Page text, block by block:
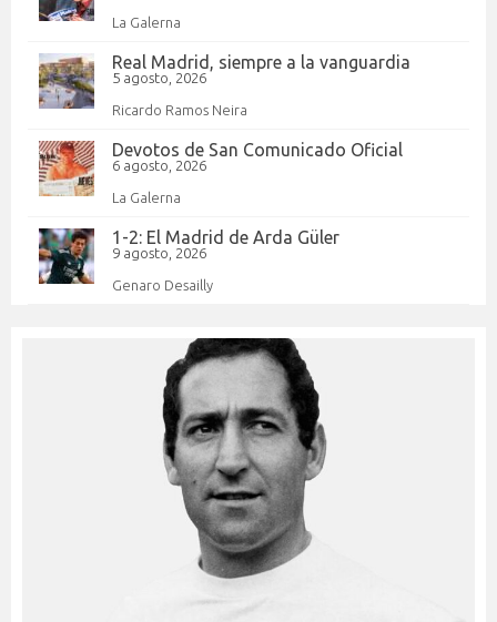
La Galerna
Real Madrid, siempre a la vanguardia
5 agosto, 2026
Ricardo Ramos Neira
Devotos de San Comunicado Oficial
6 agosto, 2026
La Galerna
1-2: El Madrid de Arda Güler
9 agosto, 2026
Genaro Desailly